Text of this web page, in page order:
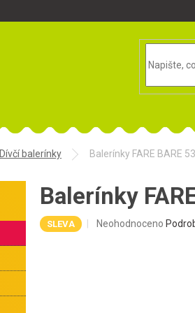
Dívčí balerínky Balerínky FARE BARE
Balerínky
SLEVA
Průměrné
Neohodnoceno